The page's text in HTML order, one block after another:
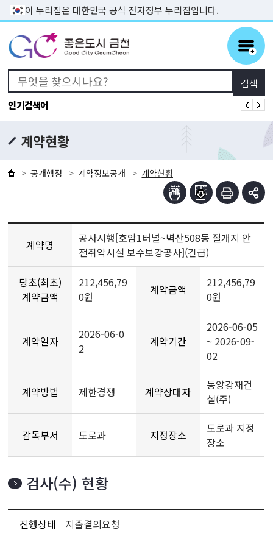
본문 바로가기
이 누리집은 대한민국 공식 전자정부 누리집입니다.
인기검색어
계약현황
공개행정 계약정보공개 계약현황
계약명
공사시행[호암1터널~벽산508동 절개지 안
전취약시설 보수보강공사](긴급)
당초(최초)
계약금액
212,456,79
0원
계약금액
212,456,79
0원
계약일자
2026-06-0
2
계약기간
2026-06-05
~ 2026-09-
02
계약방법 제한경쟁 계약상대자
동양강재건
설(주)
감독부서 도로과 지정장소
도로과 지정
장소
검사(수) 현황
진행상태
지출결의요청